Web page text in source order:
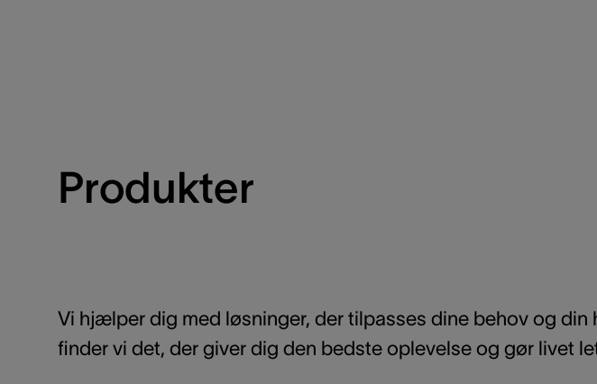
Produkter
Vi hjælper dig med løsninger, der tilpasses dine behov og din
finder vi det, der giver dig den bedste oplevelse og gør livet